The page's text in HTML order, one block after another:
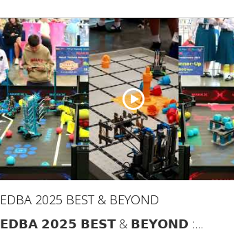
EDBA 2025 BEST & BEYOND
𝗘𝗗𝗕𝗔 𝟮𝟬𝟮𝟱 𝗕𝗘𝗦𝗧 & 𝗕𝗘𝗬𝗢𝗡𝗗 :...